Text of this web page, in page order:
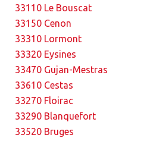
33110 Le Bouscat
33150 Cenon
33310 Lormont
33320 Eysines
33470 Gujan-Mestras
33610 Cestas
33270 Floirac
33290 Blanquefort
33520 Bruges